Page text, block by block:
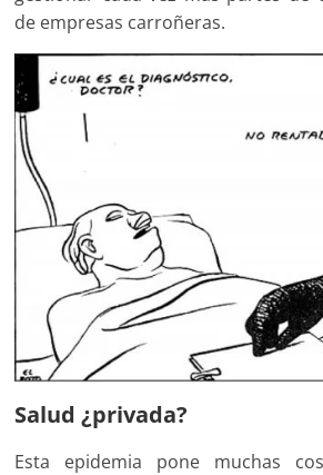
de empresas carroñeras.
Salud ¿privada?
Esta epidemia pone muchas